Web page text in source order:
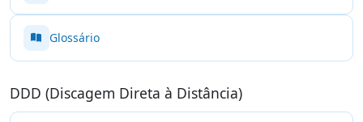
Glossário
DDD (Discagem Direta à Distância)